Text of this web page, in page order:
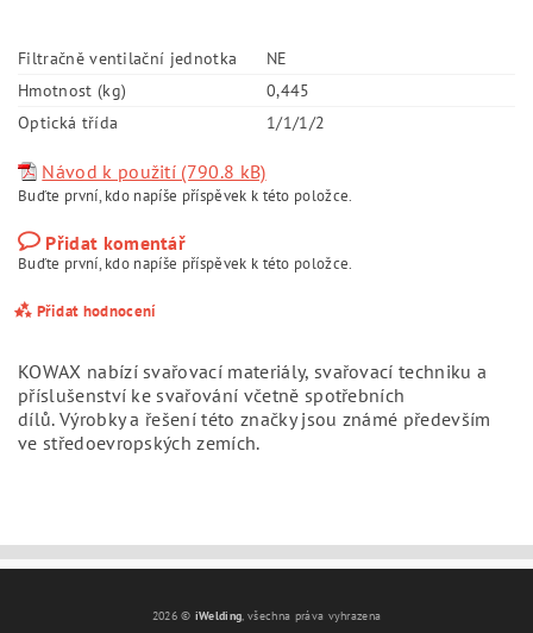
Filtračně ventilační jednotka
NE
Hmotnost (kg)
0,445
Optická třída
1/1/1/2
Návod k použití (790.8 kB)
Buďte první, kdo napíše příspěvek k této položce.
Přidat komentář
Buďte první, kdo napíše příspěvek k této položce.
Přidat hodnocení
KOWAX nabízí svařovací materiály, svařovací techniku a
příslušenství ke svařování včetně spotřebních
dílů.Výrobky a řešení této značky jsou známé především
ve středoevropských zemích.
2026 © iWelding, všechna práva vyhrazena